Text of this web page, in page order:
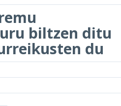
biltzen ditu
du